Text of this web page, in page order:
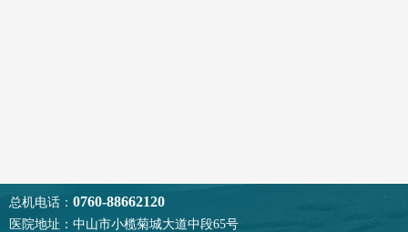
总机电话： 0760-88662120
医院地址：中山市小榄菊城大道中段65号